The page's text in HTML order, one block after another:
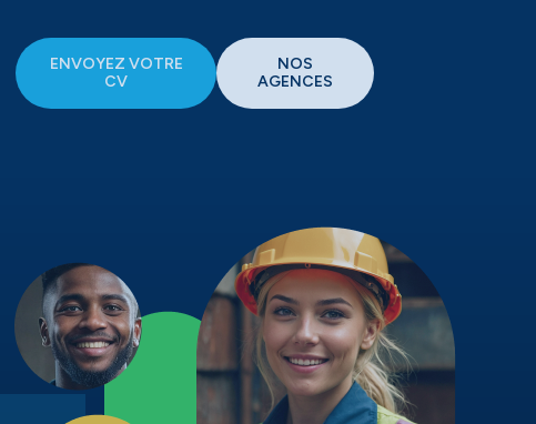
ENVOYEZ VOTRE
CV
NOS
AGENCES